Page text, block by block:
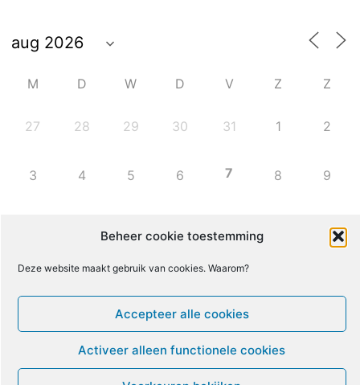
Beheer cookie toestemming
Deze website maakt gebruik van cookies. Waarom?
Accepteer alle cookies
Activeer alleen functionele cookies
M D W D V Z Z
27 28 29 30 31 1 2
3 4 5 6 7 8 9
16
17 18 19 20 21
26 27 28
31 1 2 3 4 5 6